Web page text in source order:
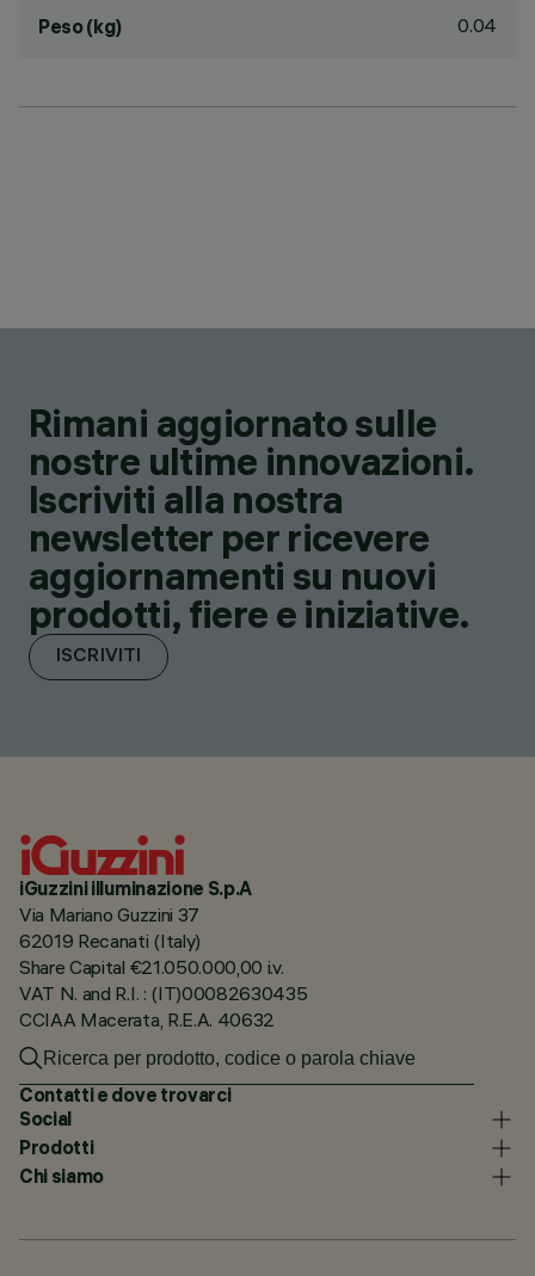
Peso (kg) 0.04
Rimani aggiornato sulle
nostre ultime innovazioni.
Iscriviti alla nostra
newsletter per ricevere
aggiornamenti su nuovi
prodotti, fiere e iniziative.
ISCRIVITI
iGuzzini illuminazione S.p.A
Via Mariano Guzzini 37
62019 Recanati (Italy)
Share Capital €21.050.000,00 i.v.
VAT N. and R.I. : (IT)00082630435
CCIAA Macerata, R.E.A. 40632
Contatti e dove trovarci
Social
Prodotti
Chi siamo